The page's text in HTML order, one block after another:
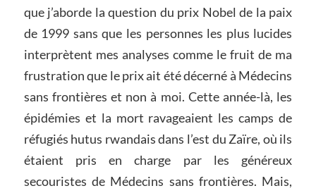
que j’aborde la question du prix Nobel de la paix
de 1999 sans que les personnes les plus lucides
interprètent mes analyses comme le fruit de ma
frustration que le prix ait été décerné à Médecins
sans frontières et non à moi. Cette année-là, les
épidémies et la mort ravageaient les camps de
réfugiés hutus rwandais dans l’est du Zaïre, où ils
étaient pris en charge par les généreux
secouristes de Médecins sans frontières. Mais,